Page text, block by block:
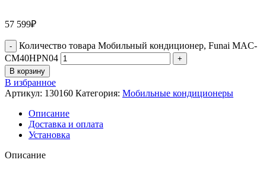
57 599₽
Количество товара Мобильный кондиционер, Funai MAC-
CM40HPN04
В корзину
В избранное
Артикул: 130160 Категория: Мобильные кондиционеры
Описание
Доставка и оплата
Установка
Описание